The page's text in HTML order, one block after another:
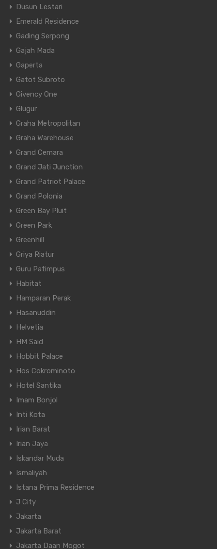
Dusun Lestari
Emerald Residence
Gading Serpong
Gajah Mada
Gaperta
Gatot Subroto
Givency One
Glugur
Graha Metropolitan
Graha Warehouse
Grand Cemara
Grand Jati Junction
Grand Patriot Palace
Grand Polonia
Green Bay Pluit
Green Park
Greenhill
Griya Riatur
Guru Patimpus
Habitat
Hamparan Perak
Hasanuddin
Helvetia
HM Said
Hobbit Palace
Hos Cokrominoto
Hotel Santika
Imam Bonjol
Inti Kota
Irian Barat
Irian Jaya
Iskandar Muda
Ismaliyah
Istana Prima Residence
J City
Jakarta
Jakarta Barat
Jakarta Daan Mogot